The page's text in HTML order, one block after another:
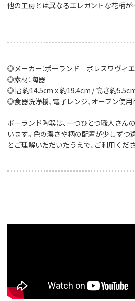
他の工房とは異なるエレガントな花柄が
◎メーカー：ポーランド ボレスワヴィエ
◎素材：陶器
◎幅 約14.5cm x 約19.4cm / 高さ約
◎食器洗浄機、電子レンジ、オーブン使用
ポーランド陶器は、一つひとつ職人さん
います。色の濃さや柄の配置が少しずつ
とご理解いただいたうえで、ご利用くださ